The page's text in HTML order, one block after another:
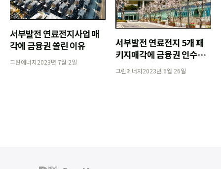
서부발전 연료전지사업 매
각에 금융권 쏠린 이유
그린에너지2023년 7월 2일
서부발전 연료전지 5개 패
키지매각에 금융권 인수경
쟁 '후끈'(업데이트)
그린에너지2023년 6월 26일